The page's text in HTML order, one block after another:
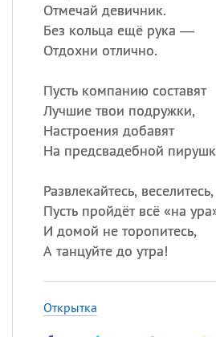
Отмечай девичник.
Без кольца ещё рука —
Отдохни отлично.
Пусть компанию составят
Лучшие твои подружки,
Настроения добавят
На предсвадебной
Развлекайтесь, веселитесь,
Пусть пройдёт всё «на
И домой не торопитесь,
А танцуйте до утра!
Открытка